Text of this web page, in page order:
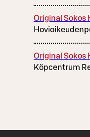
Original Sokos
Original Sokos
Köpcentrum